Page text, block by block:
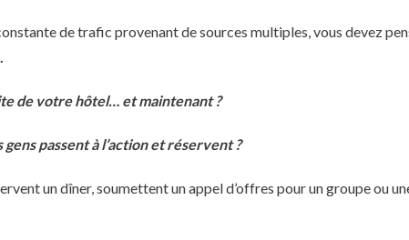
de trafic provenant de sources multiples, vous devez
de votre hôtel… et maintenant ?
passent à l’action et réservent ?
un dîner, soumettent un appel d’offres pour un groupe ou